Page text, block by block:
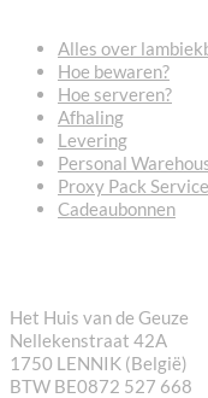
Alles over
Hoe bewaren?
Hoe serveren?
Afhaling
Levering
Personal
Proxy Pack Service
Cadeaubonnen
Het Huis van de Geuze
Nellekenstraat 42A
1750 LENNIK (België)
BTW BE0872 527 668